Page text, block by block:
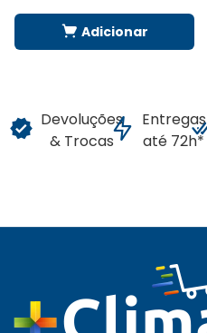
Adicionar
Devoluções
& Trocas
Entregas
até 72h*